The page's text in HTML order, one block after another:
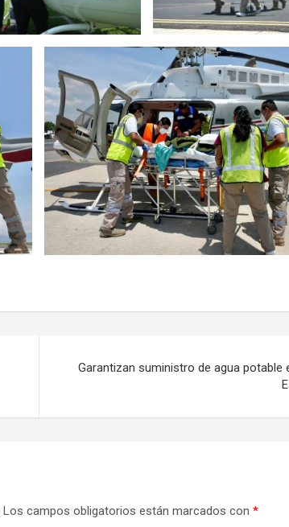
Garantizan suministro de agua potable
Los campos obligatorios están marcados con *